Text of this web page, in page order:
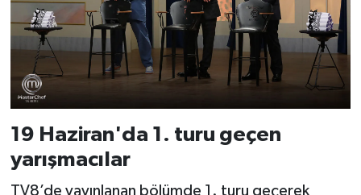
19 Haziran'da 1. turu geçen
yarışmacılar
TV8’de yayınlanan bölümde 1. turu geçerek